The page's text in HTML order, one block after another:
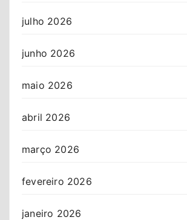
julho 2026
junho 2026
maio 2026
abril 2026
março 2026
fevereiro 2026
janeiro 2026